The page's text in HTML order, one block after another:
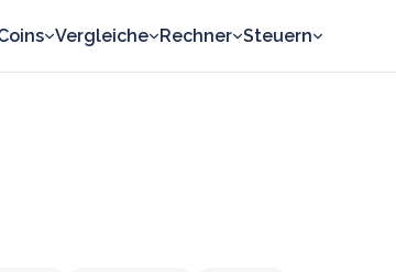
Vergleiche Rechner Steuern